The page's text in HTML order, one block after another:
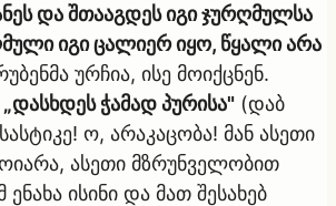
და შთააგდეს იგი ჯურღმულსა
იგი ცალიერ იყო, წყალი არა
ურჩია, ისე მოიქცნენ.
„დასხდეს ჭამად პურისა" (დაბ
ო, არაკაცობა! მან ასეთი
ასეთი მზრუნველობით
ისინი და მათ შესახებ